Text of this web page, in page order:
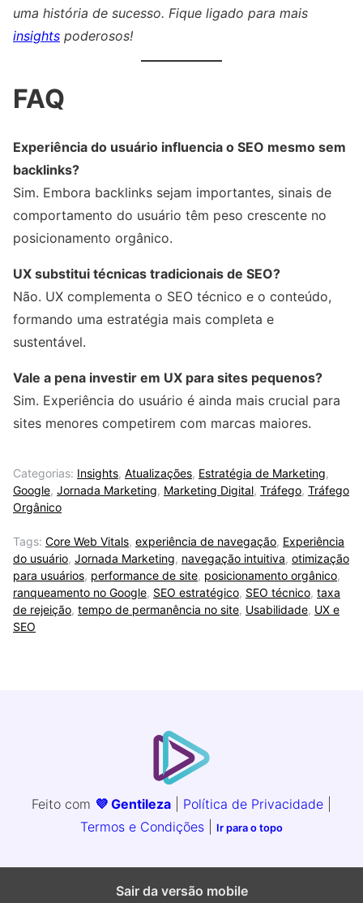
uma história de sucesso. Fique ligado para mais
insights poderosos!
FAQ
Experiência do usuário influencia o SEO mesmo sem
backlinks?
Sim. Embora backlinks sejam importantes, sinais de
comportamento do usuário têm peso crescente no
posicionamento orgânico.
UX substitui técnicas tradicionais de SEO?
Não. UX complementa o SEO técnico e o conteúdo,
formando uma estratégia mais completa e
sustentável.
Vale a pena investir em UX para sites pequenos?
Sim. Experiência do usuário é ainda mais crucial para
sites menores competirem com marcas maiores.
Categorias: Insights, Atualizações, Estratégia de Marketing,
Google, Jornada Marketing, Marketing Digital, Tráfego, Tráfego
Orgânico
Tags: Core Web Vitals, experiência de navegação, Experiência
do usuário, Jornada Marketing, navegação intuitiva, otimização
para usuários, performance de site, posicionamento orgânico,
ranqueamento no Google, SEO estratégico, SEO técnico, taxa
de rejeição, tempo de permanência no site, Usabilidade, UX e
SEO
Feito com 💜 Gentileza Política de Privacidade
Termos e Condições
Ir para o topo
Sair da versão mobile